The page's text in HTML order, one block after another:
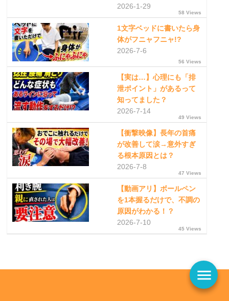
2026-1-29
58 Views
1文字ベッドに書いたら身
体がフニャフニャ!?
2026-7-6
56 Views
【実は…】心理にも「排
泄ポイント」があるって
知ってました？
2026-7-14
49 Views
【衝撃映像】長年の首痛
が改善して涙→意外すぎ
る根本原因とは？
2026-7-8
47 Views
【動画アリ】ボールペン
を1本握るだけで、不調の
原因がわかる！？
2026-7-10
45 Views
menu